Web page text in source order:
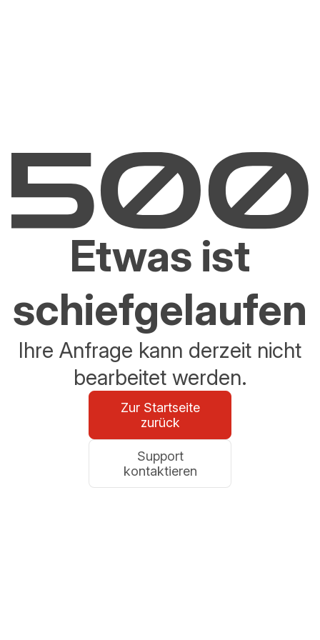
Etwas ist
schiefgelaufen
Ihre Anfrage kann derzeit nicht
bearbeitet werden.
Zur Startseite
zurück
Support
kontaktieren